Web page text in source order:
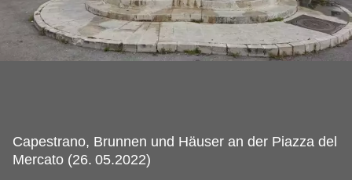
Capestrano, Brunnen und Häuser an der Piazza del
Mercato (26. 05.2022)